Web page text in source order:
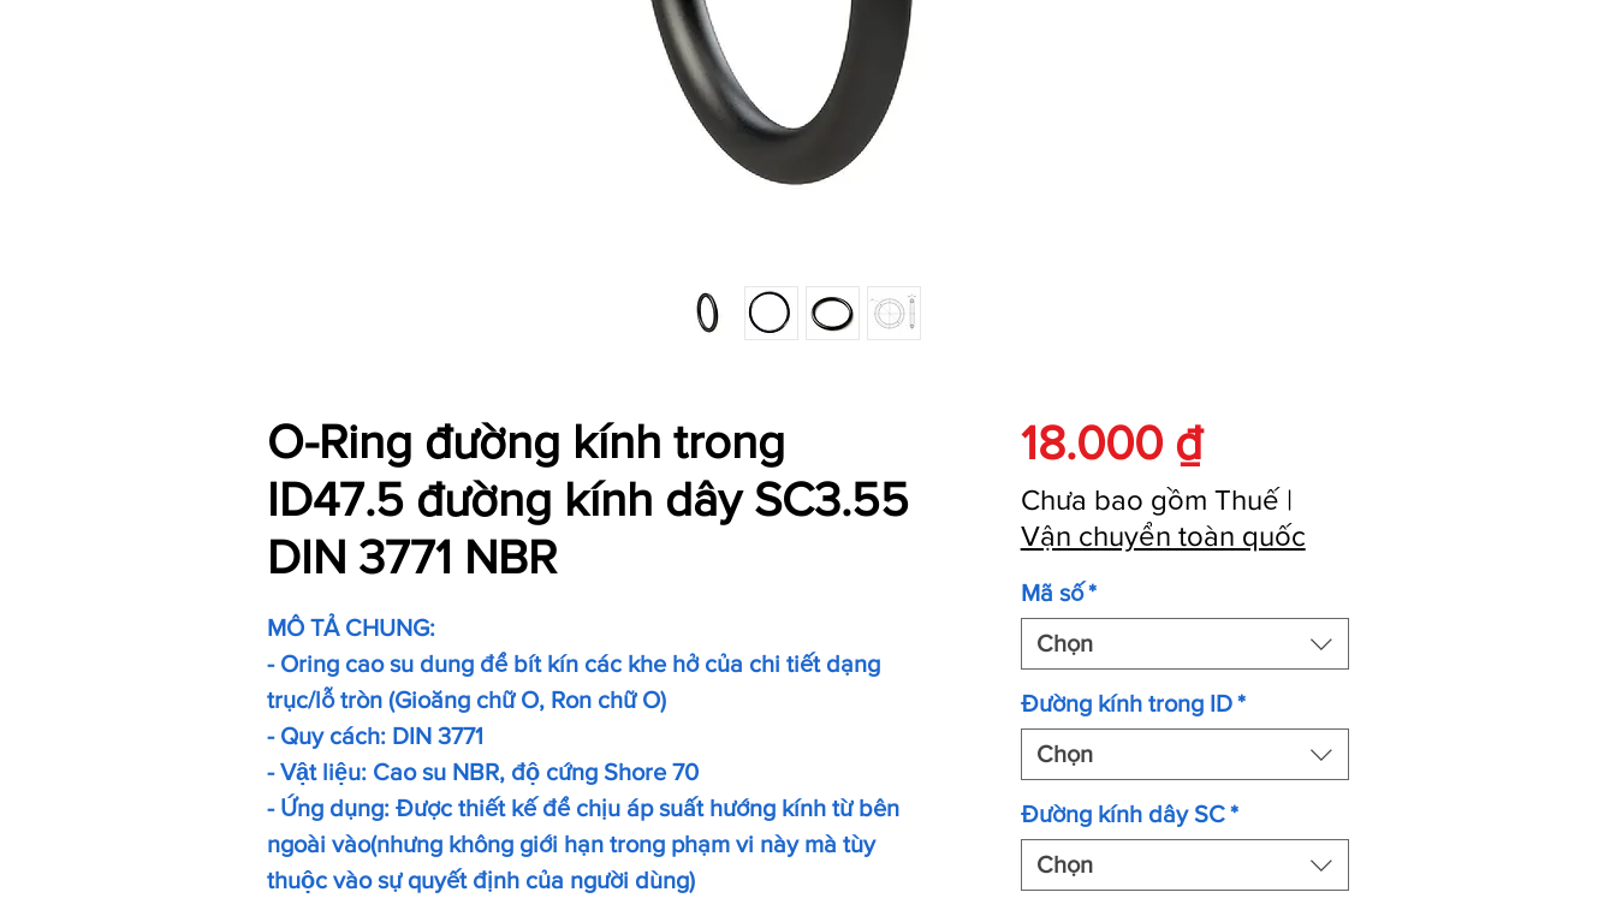
O-Ring đường kính trong
ID47.5 đường kính dây SC3.55
DIN 3771 NBR
MÔ TẢ CHUNG:
- Oring cao su dung để bít kín các khe hở của chi tiết dạng
trục/lỗ tròn (Gioăng chữ O, Ron chữ O)
- Quy cách: DIN 3771
- Vật liệu: Cao su NBR, độ cứng Shore 70
- Ứng dụng: Được thiết kế để chịu áp suất hướng kính từ bên
ngoài vào(nhưng không giới hạn trong phạm vi này mà tùy
thuộc vào sự quyết định của người dùng)
18.000 ₫Giá
Chưa bao gồm Thuế|
Vận chuyển toàn quốc
Mã số*
Chọn
Đường kính trong ID*
Chọn
Đường kính dây SC*
Chọn